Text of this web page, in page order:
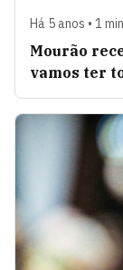
Há 5 anos • 1
Mourão
vamos ter